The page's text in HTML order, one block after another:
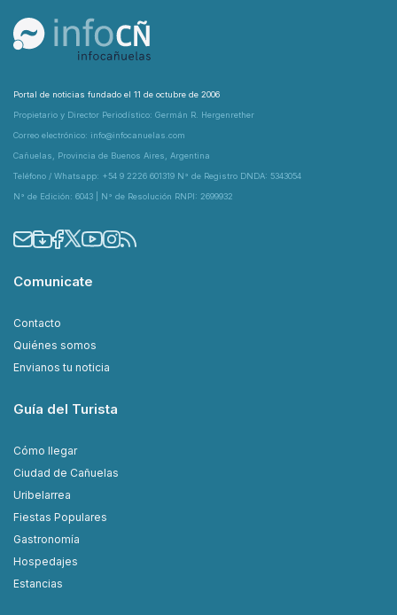
Portal de noticias fundado el 11 de octubre de 2006
Propietario y Director Periodístico: Germán R. Hergenrether
Correo electrónico: info@infocanuelas.com
Cañuelas, Provincia de Buenos Aires, Argentina
Teléfono / Whatsapp: +54 9 2226 601319 N° de Registro DNDA: 5343054
N° de Edición: 6043 | N° de Resolución RNPI: 2699932
Comunicate
Contacto
Quiénes somos
Envianos tu noticia
Guía del Turista
Cómo llegar
Ciudad de Cañuelas
Uribelarrea
Fiestas Populares
Gastronomía
Hospedajes
Estancias